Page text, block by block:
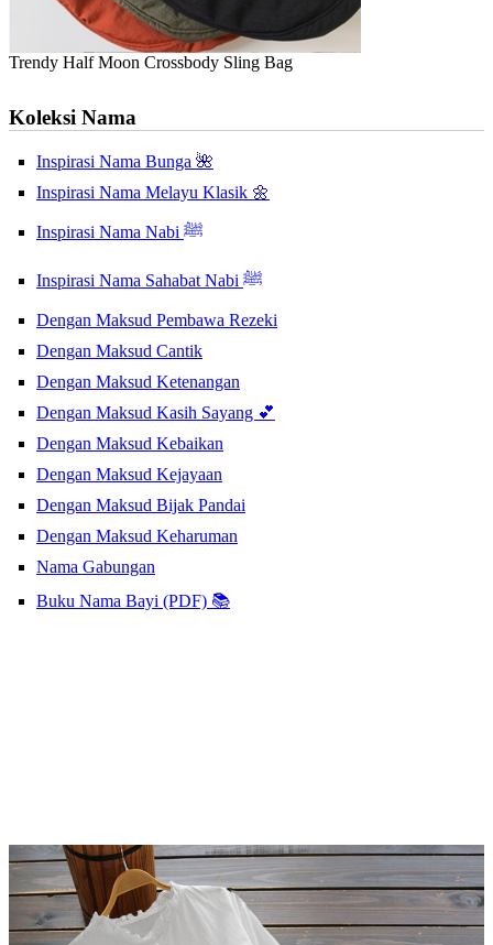
Trendy Half Moon Crossbody Sling Bag
Koleksi Nama
Inspirasi Nama Bunga 🌺
Inspirasi Nama Melayu Klasik 🌼
Inspirasi Nama Nabi ﷺ
Inspirasi Nama Sahabat Nabi ﷺ
Dengan Maksud Pembawa Rezeki
Dengan Maksud Cantik
Dengan Maksud Ketenangan
Dengan Maksud Kasih Sayang 💕
Dengan Maksud Kebaikan
Dengan Maksud Kejayaan
Dengan Maksud Bijak Pandai
Dengan Maksud Keharuman
Nama Gabungan
Buku Nama Bayi (PDF) 📚